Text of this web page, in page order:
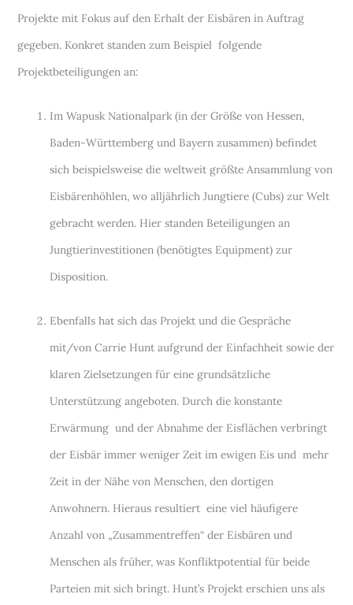
Projekte mit Fokus auf den Erhalt der Eisbären in Auftrag
gegeben. Konkret standen zum Beispiel folgende
Projektbeteiligungen an:
Im Wapusk Nationalpark (in der Größe von Hessen,
Baden-Württemberg und Bayern zusammen) befindet
sich beispielsweise die weltweit größte Ansammlung von
Eisbärenhöhlen, wo alljährlich Jungtiere (Cubs) zur Welt
gebracht werden. Hier standen Beteiligungen an
Jungtierinvestitionen (benötigtes Equipment) zur
Disposition.
Ebenfalls hat sich das Projekt und die Gespräche
mit/von Carrie Hunt aufgrund der Einfachheit sowie der
klaren Zielsetzungen für eine grundsätzliche
Unterstützung angeboten. Durch die konstante
Erwärmung und der Abnahme der Eisflächen verbringt
der Eisbär immer weniger Zeit im ewigen Eis und mehr
Zeit in der Nähe von Menschen, den dortigen
Anwohnern. Hieraus resultiert eine viel häufigere
Anzahl von „Zusammentreffen“ der Eisbären und
Menschen als früher, was Konfliktpotential für beide
Parteien mit sich bringt. Hunt’s Projekt erschien uns als